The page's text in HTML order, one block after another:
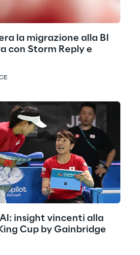
la migrazione alla BI
con Storm Reply e
insight vincenti alla
Cup by Gainbridge